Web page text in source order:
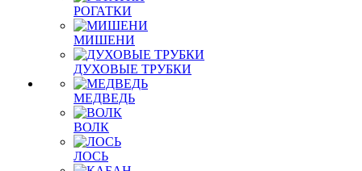
РОГАТКИ
МИШЕНИ
ДУХОВЫЕ ТРУБКИ
МЕДВЕДЬ
ВОЛК
ЛОСЬ